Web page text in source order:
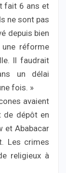
fait 6 ans et
ne sont pas
depuis bien
une réforme
Il faudrait
un délai
fois. »
avaient
de dépôt en
et Ababacar
Les crimes
religieux à